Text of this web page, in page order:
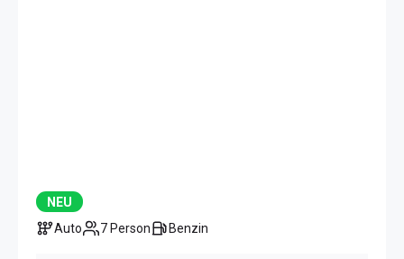
NEU
Auto
7 Person Benzin